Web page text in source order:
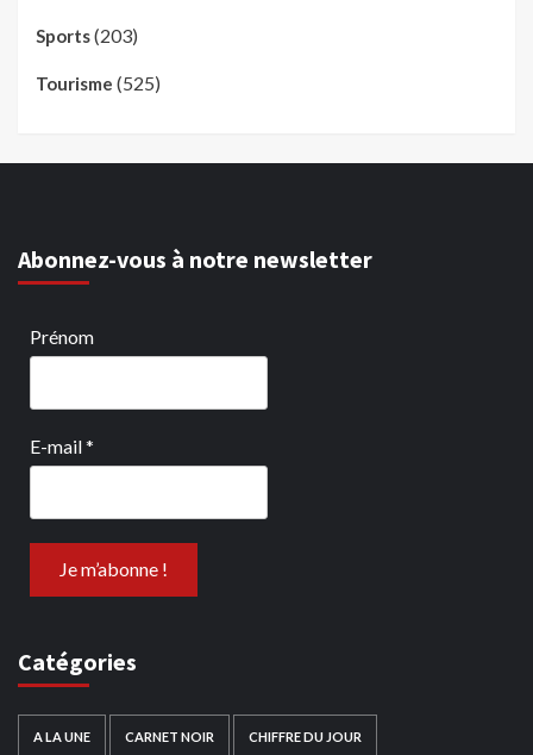
Sports(203)
Tourisme (525)
Abonnez-vous à notre newsletter
Prénom
E-mail*
Catégories
A LA UNE CARNET NOIR CHIFFRE DU JOUR